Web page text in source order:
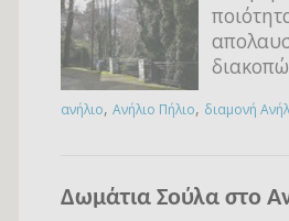
ανήλιο, Ανήλιο Πήλιο, διαμονή
Δωμάτια Σούλα στο